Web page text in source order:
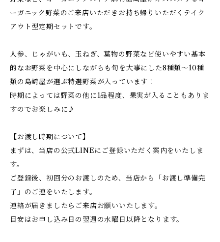
ーガニック野菜のご来店いただきお持ち帰りいただくテイク
アウト型定期セットです。
人参、じゃがいも、玉ねぎ、葉物の野菜など使いやすい基本
的なお野菜を中心にしながらも旬を大事にした8種類〜10種
類の島崎屋が選ぶ特選野菜が入っています！
時期によっては野菜の他に1品程度、果実が入ることもありま
すのでお楽しみに♪
【お渡し時期について】
まずは、当店の公式LINEにご登録いただく案内をいたしま
す。
ご登録後、初回分のお渡しのため、当店から「お渡し準備完
了」のご連をいたします。
連絡が届きましたらご来店お願いいたします。
目安はお申し込み日の翌週の水曜日以降となります。